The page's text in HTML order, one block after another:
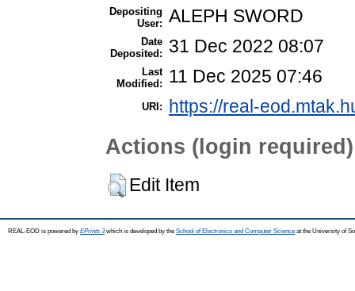
Depositing
User: ALEPH SWORD
Date
Deposited:
31 Dec 2022 08:07
Last
Modified:
11 Dec 2025 07:46
URI: https://real-
Actions (login required)
Edit Item
REAL-EOD is powered by EPrints 3which is developed by the School of Electronics and Computer Science at the University of